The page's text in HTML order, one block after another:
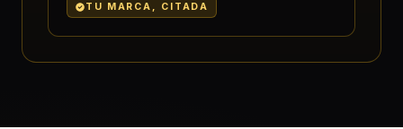
TU MARCA, CITADA